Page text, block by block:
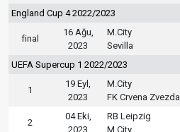
England Cup 4 2022/2023
final
16 Ağu,
2023
M.City
Sevilla
UEFA Supercup 1 2022/2023
1
19 Eyl,
2023
M.City
FK Crvena Zvezda
2
04 Eki,
2023
RB Leipzig
M.City